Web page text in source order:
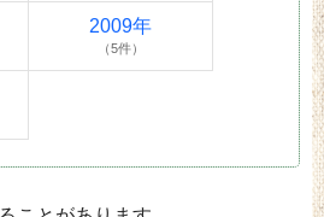
2009年
（5件）